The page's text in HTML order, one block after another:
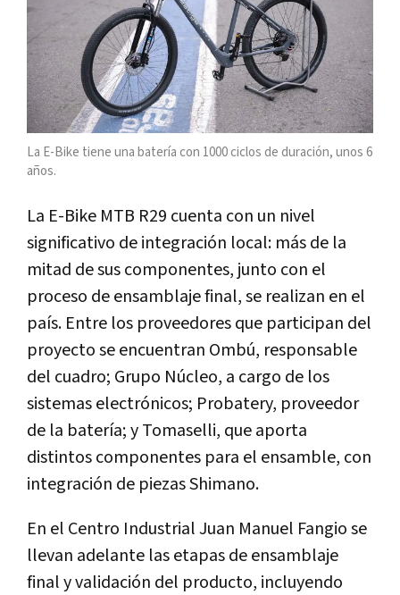
La E-Bike tiene una batería con 1000 ciclos de duración, unos 6
años.
La E-Bike MTB R29 cuenta con un nivel
significativo de integración local: más de la
mitad de sus componentes, junto con el
proceso de ensamblaje final, se realizan en el
país. Entre los proveedores que participan del
proyecto se encuentran Ombú, responsable
del cuadro; Grupo Núcleo, a cargo de los
sistemas electrónicos; Probatery, proveedor
de la batería; y Tomaselli, que aporta
distintos componentes para el ensamble, con
integración de piezas Shimano.
En el Centro Industrial Juan Manuel Fangio se
llevan adelante las etapas de ensamblaje
final y validación del producto, incluyendo